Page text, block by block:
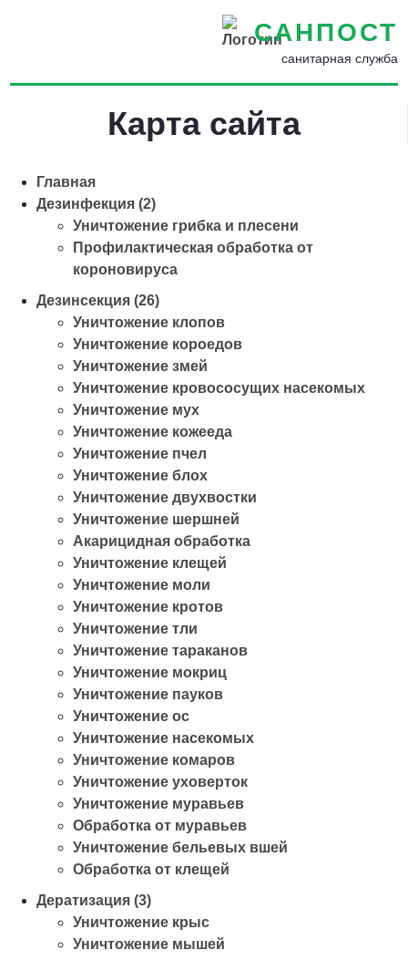
САНПОСТ
санитарная служба
Карта сайта
Главная
Дезинфекция (2)
Уничтожение грибка и плесени
Профилактическая обработка от
короновируса
Дезинсекция (26)
Уничтожение клопов
Уничтожение короедов
Уничтожение змей
Уничтожение кровососущих насекомых
Уничтожение мух
Уничтожение кожееда
Уничтожение пчел
Уничтожение блох
Уничтожение двухвостки
Уничтожение шершней
Акарицидная обработка
Уничтожение клещей
Уничтожение моли
Уничтожение кротов
Уничтожение тли
Уничтожение тараканов
Уничтожение мокриц
Уничтожение пауков
Уничтожение ос
Уничтожение насекомых
Уничтожение комаров
Уничтожение уховерток
Уничтожение муравьев
Обработка от муравьев
Уничтожение бельевых вшей
Обработка от клещей
Дератизация (3)
Уничтожение крыс
Уничтожение мышей